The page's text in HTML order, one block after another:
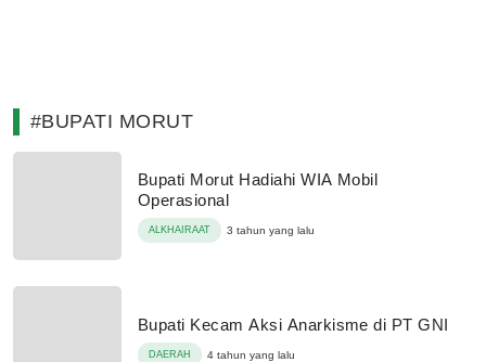
#BUPATI MORUT
Bupati Morut Hadiahi WIA Mobil
Operasional
ALKHAIRAAT 3 tahun yang lalu
Bupati Kecam Aksi Anarkisme di PT GNI
DAERAH 4 tahun yang lalu